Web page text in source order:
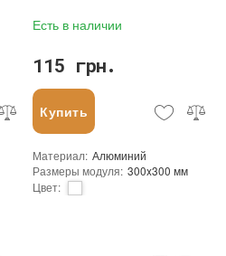
Есть в наличии
115 грн.
Купить
Материал: Алюминий
Размеры модуля: 300x300 мм
Цвет: